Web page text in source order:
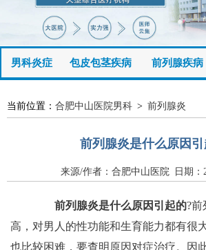
男科炎症 包皮包茎疾病 前列腺疾病
当前位置： 合肥中山医院男科 > 前列腺炎
前列腺炎是什么原因
来源/作者：合肥中山医院 日期：
前列腺炎是什么原因引起的?前
高，对男人的性功能和生育能力都有很
也比较困难，要查明原因对症治疗。因